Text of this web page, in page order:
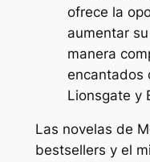
ofrece la
aumentar
manera
encantados
Lionsgate y
Las novelas de
bestsellers y el